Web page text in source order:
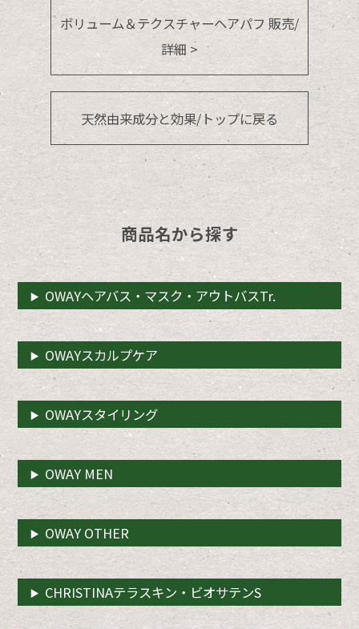
ボリューム＆テクスチャーヘアパフ 販売/
詳細 >
天然由来成分と効果/トップに戻る
商品名から探す
OWAYヘアバス・マスク・アウトバスTr.
OWAYスカルプケア
OWAYスタイリング
OWAY MEN
OWAY OTHER
CHRISTINAテラスキン・ビオサテンS